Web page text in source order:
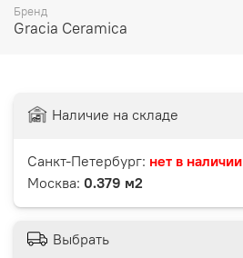
Бренд
Gracia Ceramica
Наличие на складе
Санкт-Петербург: нет в наличии
Москва: 0.379 м2
Выбрать